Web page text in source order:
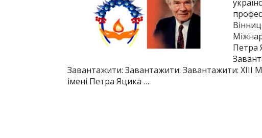
Петра
Завантажити: Завантажити: Завантажити: XIII
імені Петра Яцика …